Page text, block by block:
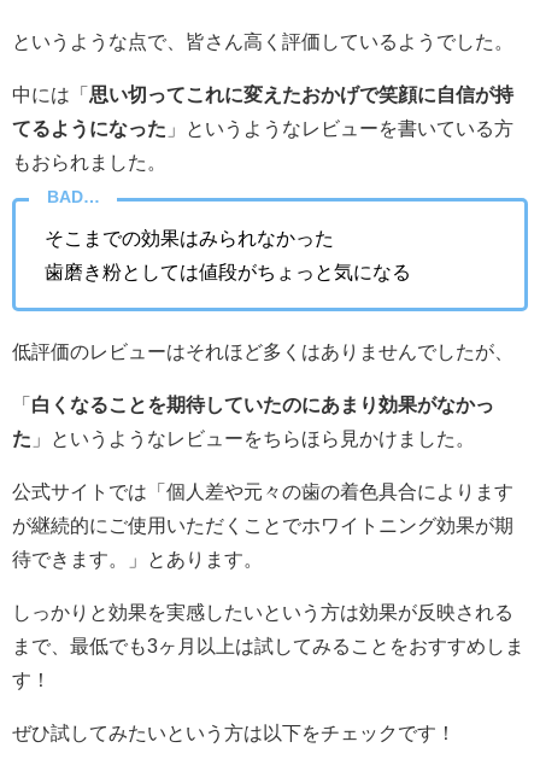
というような点で、皆さん高く評価しているようでした。
中には「 思い切ってこれに変えたおかげで笑顔に自信が持
てるようになった 」というようなレビューを書いている方
もおられました。
BAD…
そこまでの効果はみられなかった
歯磨き粉としては値段がちょっと気になる
低評価のレビューはそれほど多くはありませんでしたが、
「 白くなることを期待していたのにあまり効果がなかっ
た 」というようなレビューをちらほら見かけました。
公式サイトでは「個人差や元々の歯の着色具合によります
が継続的にご使用いただくことでホワイトニング効果が期
待できます。」とあります。
しっかりと効果を実感したいという方は効果が反映される
まで、最低でも3ヶ月以上は試してみることをおすすめしま
す！
ぜひ試してみたいという方は以下をチェックです！